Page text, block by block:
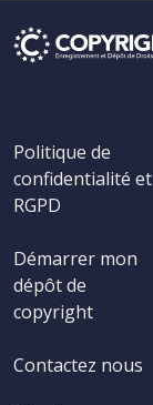
Politique de
confidentialité et
RGPD
Démarrer mon
dépôt de
copyright
Contactez nous